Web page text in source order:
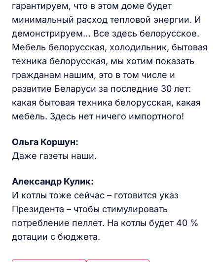
гарантируем, что в этом доме будет
минимальный расход тепловой энергии. И
демонстрируем… Все здесь белорусское.
Мебель белорусская, холодильник, бытовая
техника белорусская, мы хотим показать
гражданам нашим, это в том числе и
развитие Беларуси за последние 30 лет:
какая бытовая техника белорусская, какая
мебель. Здесь нет ничего импортного!
Ольга Коршун:
Даже газеты наши.
Александр Кулик:
И котлы тоже сейчас – готовится указ
Президента – чтобы стимулировать
потребление пеллет. На котлы будет 40 %
дотации с бюджета.